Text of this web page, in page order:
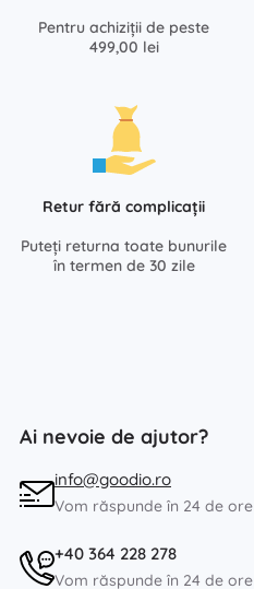
Pentru achiziții de peste
499,00 lei
Retur fără complicații
Puteți returna toate bunurile
în termen de 30 zile
Ai nevoie de ajutor?
info@goodio.ro
Vom răspunde în 24 de ore
+40 364 228 278
Vom răspunde în 24 de ore